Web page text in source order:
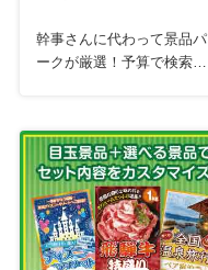
幹事さんに代わって景品パ
ークが厳選！予算で検索お